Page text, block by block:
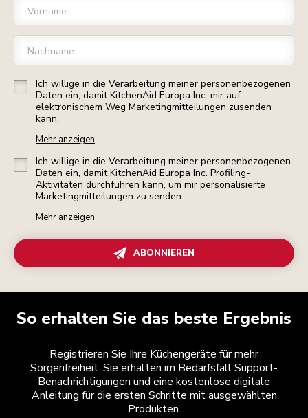
Vorname
Nachname
Ich willige in die Verarbeitung meiner personenbezogenen
Daten ein, damit KitchenAid Europa Inc. mir auf
elektronischem Weg Marketingmitteilungen zusenden
kann.
Mehr anzeigen
Ich willige in die Verarbeitung meiner personenbezogenen
Daten ein, damit KitchenAid Europa Inc. Profiling-
Aktivitäten durchführen kann, um mir personalisierte
Marketingmitteilungen zu senden.
Mehr anzeigen
ABONNIEREN
So erhalten Sie das beste Ergebnis
Registrieren Sie Ihre Küchengeräte für mehr
Sorgenfreiheit. Sie erhalten im Bedarfsfall Support-
Benachrichtigungen und eine kostenlose digitale
Anleitung für die ersten Schritte mit ausgewählten
Produkten.